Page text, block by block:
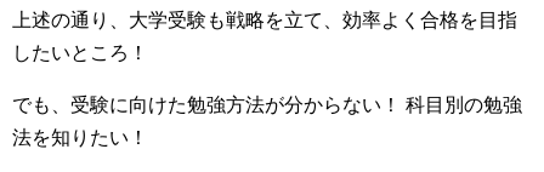
上述の通り、大学受験も戦略を立て、効率よく合格を目指
したいところ！
でも、受験に向けた勉強方法が分からない！ 科目別の勉強
法を知りたい！